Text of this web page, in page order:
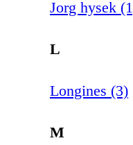
Jorg hysek
L
Longines (3)
M